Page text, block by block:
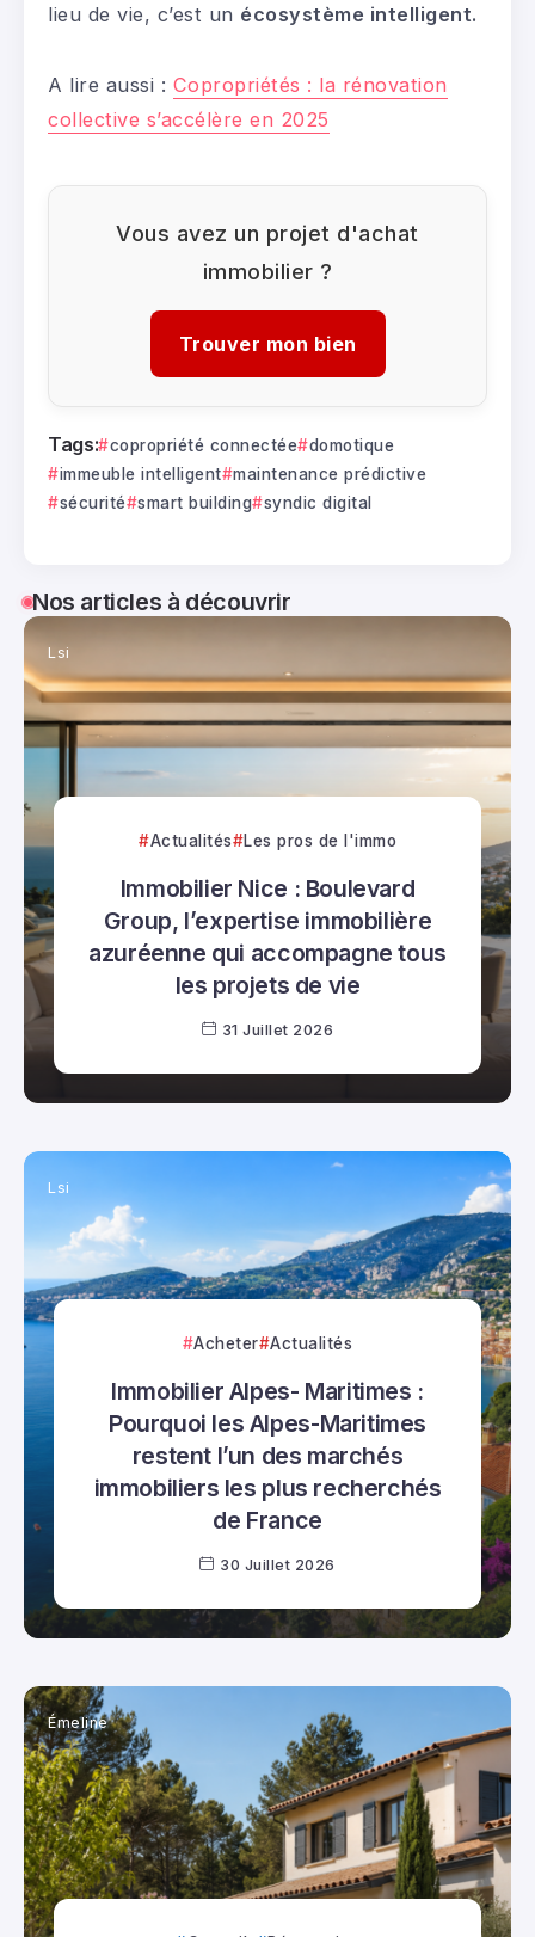
lieu de vie, c’est un écosystème intelligent.
A lire aussi : Copropriétés : la rénovation
collective s’accélère en 2025
Vous avez un projet d'achat
immobilier ?
Trouver mon bien
Tags: copropriété connectée
domotique
immeuble intelligent
maintenance prédictive
sécurité
smart building syndic digital
Nos articles à découvrir
Lsi
Actualités Les pros de l'immo
Immobilier Nice : Boulevard
Group, l’expertise immobilière
azuréenne qui accompagne tous
les projets de vie
31 Juillet 2026
Lsi
Acheter Actualités
Immobilier Alpes- Maritimes :
Pourquoi les Alpes-Maritimes
restent l’un des marchés
immobiliers les plus recherchés
de France
30 Juillet 2026
Émeline